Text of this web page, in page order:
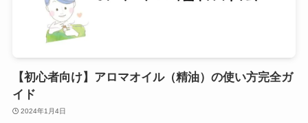
【初心者向け】アロマオイル（精油）の使い方完全ガ
イド
2024年1月4日